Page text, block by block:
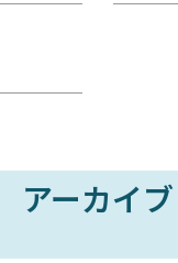
アーカイブ